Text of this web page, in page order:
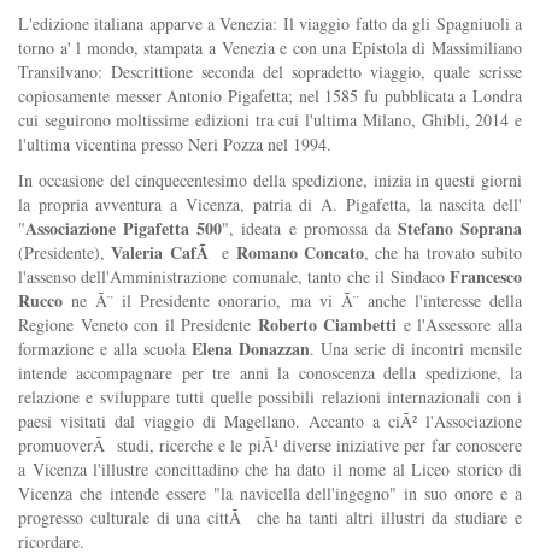
L'edizione italiana apparve a Venezia: Il viaggio fatto da gli Spagniuoli a
torno a' l mondo, stampata a Venezia e con una Epistola di Massimiliano
Transilvano: Descrittione seconda del sopradetto viaggio, quale scrisse
copiosamente messer Antonio Pigafetta; nel 1585 fu pubblicata a Londra
cui seguirono moltissime edizioni tra cui l'ultima Milano, Ghibli, 2014 e
l'ultima vicentina presso Neri Pozza nel 1994.
In occasione del cinquecentesimo della spedizione, inizia in questi giorni
la propria avventura a Vicenza, patria di A. Pigafetta, la nascita dell'
"Associazione Pigafetta 500", ideata e promossa da Stefano Soprana
(Presidente),Valeria CafÃ e Romano Concato, che ha trovato subito
l'assenso dell'Amministrazione comunale, tanto che il Sindaco Francesco
Rucco ne Ã¨ il Presidente onorario, ma vi Ã¨ anche l'interesse della
Regione Veneto con il Presidente Roberto Ciambetti e l'Assessore alla
formazione e alla scuola Elena Donazzan. Una serie di incontri mensile
intende accompagnare per tre anni la conoscenza della spedizione, la
relazione e sviluppare tutti quelle possibili relazioni internazionali con i
paesi visitati dal viaggio di Magellano. Accanto a ciÃ² l'Associazione
promuoverÃ studi, ricerche e le piÃ¹ diverse iniziative per far conoscere
a Vicenza l'illustre concittadino che ha dato il nome al Liceo storico di
Vicenza che intende essere "la navicella dell'ingegno" in suo onore e a
progresso culturale di una cittÃ che ha tanti altri illustri da studiare e
ricordare.